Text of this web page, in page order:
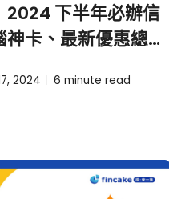
2024 下半年必辦信
卡、最新優惠總整
2024 6 minute read